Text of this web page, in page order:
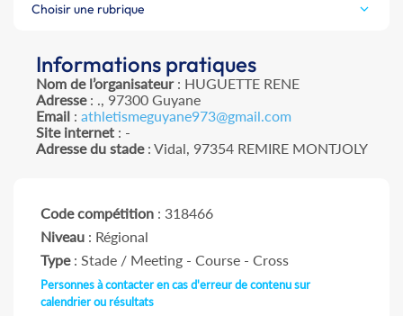
Choisir une rubrique
Informations pratiques
Nom de l’organisateur: HUGUETTE RENE
Adresse: ., 97300 Guyane
Email: athletismeguyane973@gmail.com
Site internet: -
Adresse du stade: Vidal, 97354 REMIRE MONTJOLY
Code compétition : 318466
Niveau : Régional
Type: Stade / Meeting - Course - Cross
Personnes à contacter en cas d'erreur de contenu sur
calendrier ou résultats